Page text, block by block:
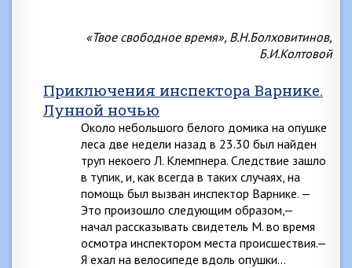
«Твое свободное время», В.Н.Болховитинов,
Б.И.Колтовой
Приключения инспектора Варнике.
Лунной ночью
Около небольшого белого домика на опушке
леса две недели назад в 23.30 был найден
труп некоего Л. Клемпнера. Следствие зашло
в тупик, и, как всегда в таких случаях, на
помощь был вызван инспектор Варнике. —
Это произошло следующим образом,—
начал рассказывать свидетель М. во время
осмотра инспектором места происшествия.—
Я ехал на велосипеде вдоль опушки…